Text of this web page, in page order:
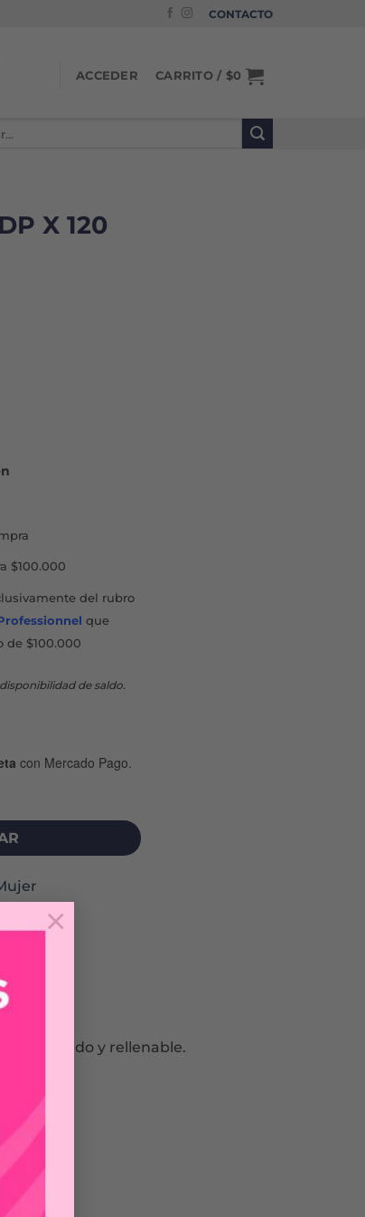
×
CONTACTO
ACCEDER CARRITO / $0
X 120
$100.000
del rubro
que
de $100.000
de saldo.
con Mercado Pago.
reciclado y rellenable.